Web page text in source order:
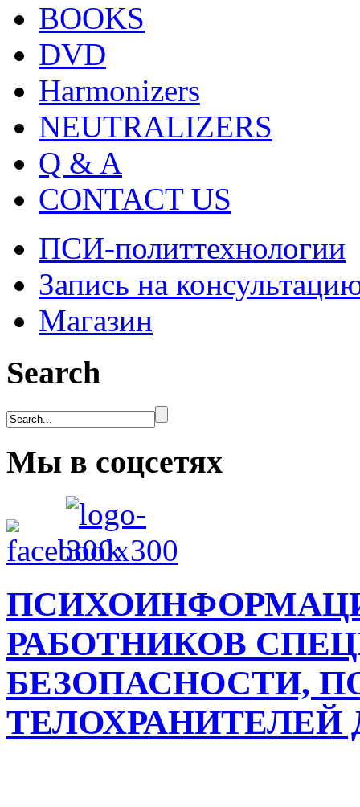
BOOKS
DVD
Harmonizers
NEUTRALIZERS
Q & A
CONTACT US
ПСИ-политтехнологии
Запись на
Магазин
Search
Мы в соцсетях
РАБОТНИКОВ
БЕЗОПАСНОСТИ,
ТЕЛОХРАНИТЕЛЕЙ